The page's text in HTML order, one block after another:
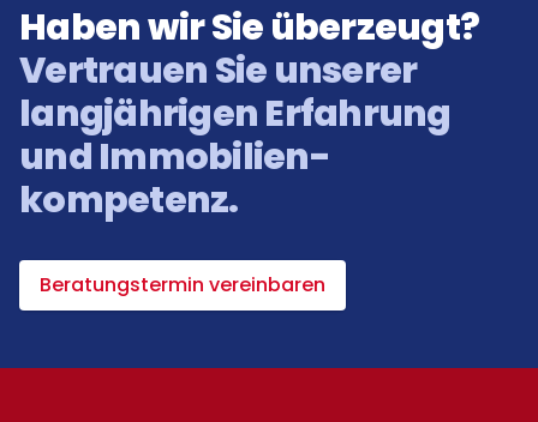
Haben wir Sie überzeugt?
Vertrauen Sie unserer
langjährigen Erfahrung
und Immobilien­
kompetenz.
Beratungstermin vereinbaren